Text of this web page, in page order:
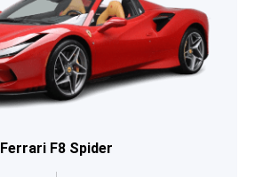
Ferrari F8 Spider